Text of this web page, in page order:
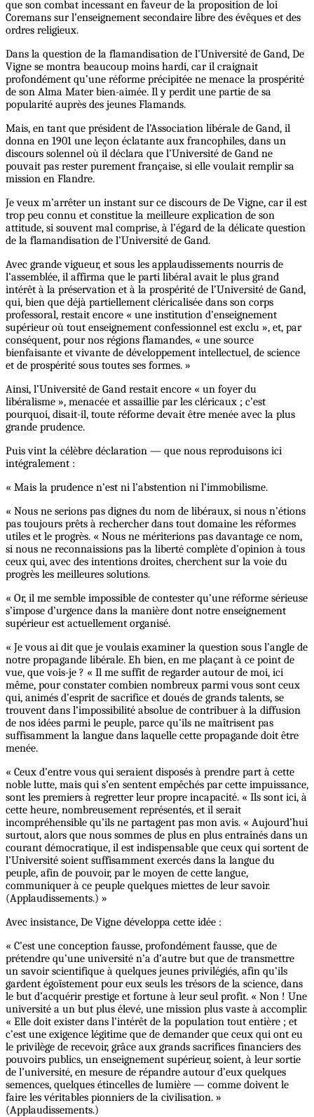
que son combat incessant en faveur de la proposition de loi
Coremans sur l’enseignement secondaire libre des évêques et des
ordres religieux.
Dans la question de la flamandisation de l’Université de Gand, De
Vigne se montra beaucoup moins hardi, car il craignait
profondément qu’une réforme précipitée ne menace la prospérité
de son Alma Mater bien-aimée. Il y perdit une partie de sa
popularité auprès des jeunes Flamands.
Mais, en tant que président de l’Association libérale de Gand, il
donna en 1901 une leçon éclatante aux francophiles, dans un
discours solennel où il déclara que l’Université de Gand ne
pouvait pas rester purement française, si elle voulait remplir sa
mission en Flandre.
Je veux m’arrêter un instant sur ce discours de De Vigne, car il est
trop peu connu et constitue la meilleure explication de son
attitude, si souvent mal comprise, à l’égard de la délicate question
de la flamandisation de l’Université de Gand.
Avec grande vigueur, et sous les applaudissements nourris de
l’assemblée, il affirma que le parti libéral avait le plus grand
intérêt à la préservation et à la prospérité de l’Université de Gand,
qui, bien que déjà partiellement cléricalisée dans son corps
professoral, restait encore « une institution d’enseignement
supérieur où tout enseignement confessionnel est exclu », et, par
conséquent, pour nos régions flamandes, « une source
bienfaisante et vivante de développement intellectuel, de science
et de prospérité sous toutes ses formes. »
Ainsi, l’Université de Gand restait encore « un foyer du
libéralisme », menacée et assaillie par les cléricaux ; c’est
pourquoi, disait-il, toute réforme devait être menée avec la plus
grande prudence.
Puis vint la célèbre déclaration — que nous reproduisons ici
intégralement :
« Mais la prudence n’est ni l’abstention ni l’immobilisme.
« Nous ne serions pas dignes du nom de libéraux, si nous n’étions
pas toujours prêts à rechercher dans tout domaine les réformes
utiles et le progrès. « Nous ne mériterions pas davantage ce nom,
si nous ne reconnaissions pas la liberté complète d’opinion à tous
ceux qui, avec des intentions droites, cherchent sur la voie du
progrès les meilleures solutions.
« Or, il me semble impossible de contester qu’une réforme sérieuse
s’impose d’urgence dans la manière dont notre enseignement
supérieur est actuellement organisé.
« Je vous ai dit que je voulais examiner la question sous l’angle de
notre propagande libérale. Eh bien, en me plaçant à ce point de
vue, que vois-je ? « Il me suffit de regarder autour de moi, ici
même, pour constater combien nombreux parmi vous sont ceux
qui, animés d’esprit de sacrifice et doués de grands talents, se
trouvent dans l’impossibilité absolue de contribuer à la diffusion
de nos idées parmi le peuple, parce qu’ils ne maîtrisent pas
suffisamment la langue dans laquelle cette propagande doit être
menée.
« Ceux d’entre vous qui seraient disposés à prendre part à cette
noble lutte, mais qui s’en sentent empêchés par cette impuissance,
sont les premiers à regretter leur propre incapacité. « Ils sont ici, à
cette heure, nombreusement représentés, et il serait
incompréhensible qu’ils ne partagent pas mon avis. « Aujourd’hui
surtout, alors que nous sommes de plus en plus entraînés dans un
courant démocratique, il est indispensable que ceux qui sortent de
l’Université soient suffisamment exercés dans la langue du
peuple, afin de pouvoir, par le moyen de cette langue,
communiquer à ce peuple quelques miettes de leur savoir.
(Applaudissements.) »
Avec insistance, De Vigne développa cette idée :
« C’est une conception fausse, profondément fausse, que de
prétendre qu’une université n’a d’autre but que de transmettre
un savoir scientifique à quelques jeunes privilégiés, afin qu’ils
gardent égoïstement pour eux seuls les trésors de la science, dans
le but d’acquérir prestige et fortune à leur seul profit. « Non ! Une
université a un but plus élevé, une mission plus vaste à accomplir.
« Elle doit exister dans l’intérêt de la population tout entière ; et
c’est une exigence légitime que de demander que ceux qui ont eu
le privilège de recevoir, grâce aux grands sacrifices financiers des
pouvoirs publics, un enseignement supérieur, soient, à leur sortie
de l’université, en mesure de répandre autour d’eux quelques
semences, quelques étincelles de lumière — comme doivent le
faire les véritables pionniers de la civilisation. »
(Applaudissements.)